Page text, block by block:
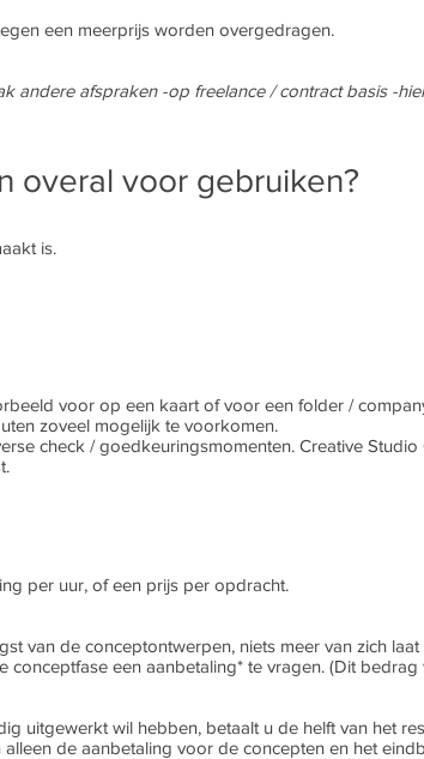
een meerprijs worden overgedragen.
andere afspraken -op freelance / contract basis -
overal voor gebruiken?
is.
voor op een kaart of voor een folder /
zoveel mogelijk te voorkomen.
check / goedkeuringsmomenten. Creative Studio
per uur, of een prijs per opdracht.
van de conceptontwerpen, niets meer van zich
een aanbetaling* te vragen. (Dit
uitgewerkt wil hebben, betaalt u de helft van het
de aanbetaling voor de concepten en het